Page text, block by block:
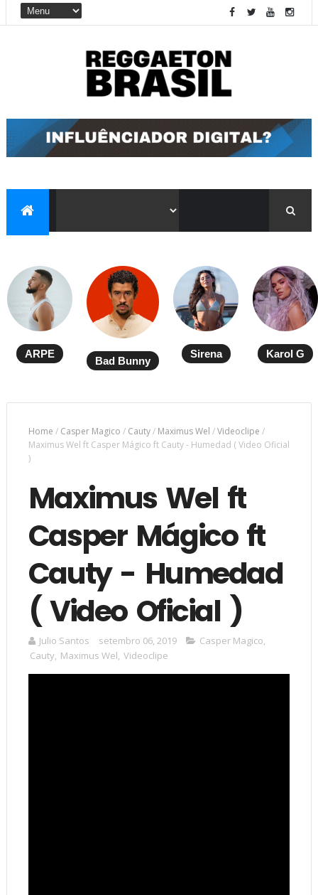
ARPE
Bad Bunny
Sirena Karol G
Home / Casper Magico / Cauty/ Maximus Wel /Videoclipe /
Maximus Wel ft Casper Mágico ft Cauty - Humedad ( Video Oficial
)
Maximus Wel ft
Casper Mágico ft
Cauty - Humedad
( Video Oficial )
Julio Santos setembro 06, 2019 Casper Magico,
Cauty, Maximus Wel, Videoclipe